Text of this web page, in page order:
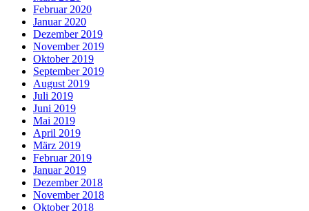
Februar 2020
Januar 2020
Dezember 2019
November 2019
Oktober 2019
September 2019
August 2019
Juli 2019
Juni 2019
Mai 2019
April 2019
März 2019
Februar 2019
Januar 2019
Dezember 2018
November 2018
Oktober 2018